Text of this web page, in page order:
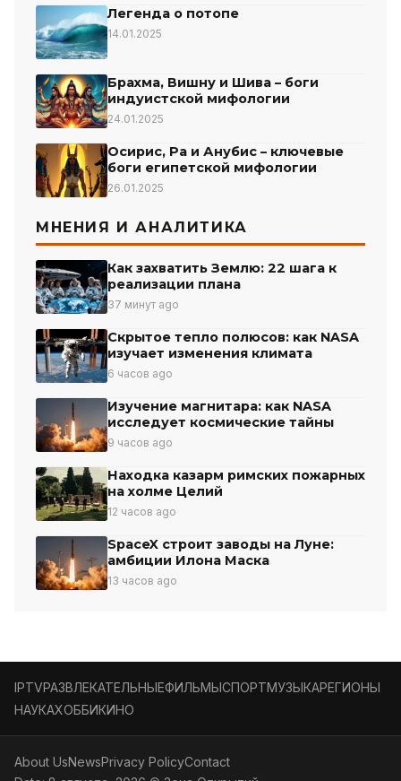
Легенда о потопе
14.01.2025
Брахма, Вишну и Шива – боги
индуистской мифологии
24.01.2025
Осирис, Ра и Анубис – ключевые
боги египетской мифологии
26.01.2025
МНЕНИЯ И АНАЛИТИКА
Как захватить Землю: 22 шага к
реализации плана
37 минут ago
Скрытое тепло полюсов: как NASA
изучает изменения климата
6 часов ago
Изучение магнитара: как NASA
исследует космические тайны
9 часов ago
Находка казарм римских пожарных
на холме Целий
12 часов ago
SpaceX строит заводы на Луне:
амбиции Илона Маска
13 часов ago
IPTVРАЗВЛЕКАТЕЛЬНЫЕФИЛЬМЫСПОРТМУЗЫКАРЕГИОНЫ
НАУКАХОББИКИНО
About UsNewsPrivacy PolicyContact